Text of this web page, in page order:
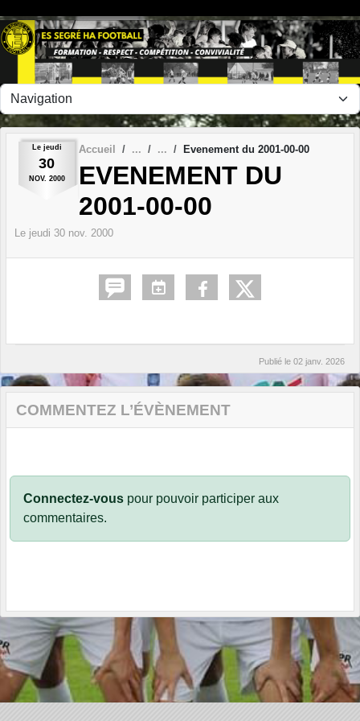
Le jeudi
30
NOV. 2000
Accueil Evenement du 2001-00-00
EVENEMENT DU
2001-00-00
Le jeudi 30 nov. 2000
Publié le 02 janv. 2026
COMMENTEZ L’ÉVÈNEMENT
Connectez-vous pour pouvoir participer aux
commentaires.